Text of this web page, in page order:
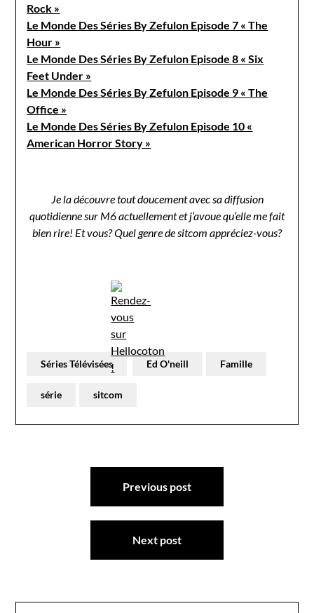
Rock »
Le Monde Des Séries By Zefulon Episode 7 « The
Hour »
Le Monde Des Séries By Zefulon Episode 8 « Six
Feet Under »
Le Monde Des Séries By Zefulon Episode 9 « The
Office »
Le Monde Des Séries By Zefulon Episode 10 «
American Horror Story »
Je la découvre tout doucement avec sa diffusion
quotidienne sur M6 actuellement et j’avoue qu’elle me fait
bien rire! Et vous? Quel genre de sitcom appréciez-vous?
Séries Télévisées Ed O'neill Famille
série sitcom
Navigation
Previous post
Next post